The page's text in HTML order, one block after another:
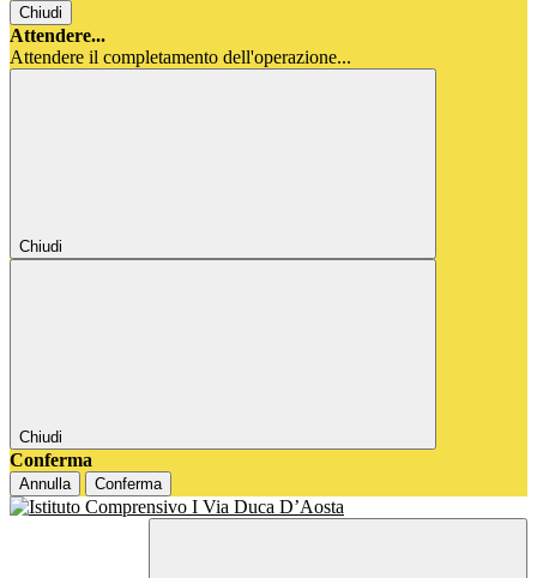
Chiudi
Attendere...
Attendere il completamento dell'operazione...
Chiudi
Chiudi
Conferma
Annulla Conferma